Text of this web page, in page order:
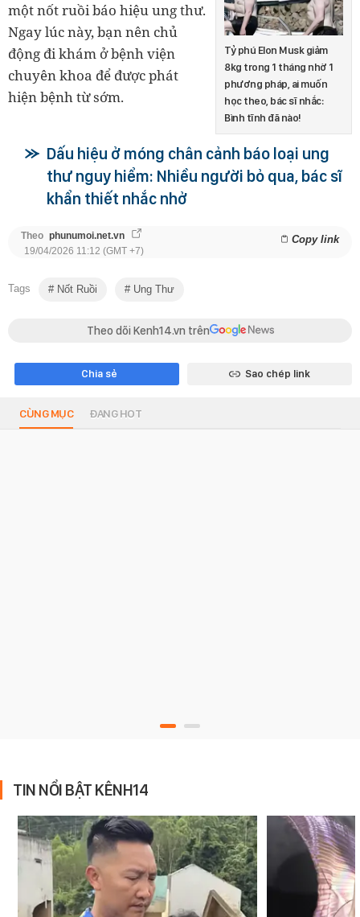
Tỷ phú Elon Musk giảm
8kg trong 1 tháng nhờ 1
phương pháp, ai muốn
học theo, bác sĩ nhắc:
Bình tĩnh đã nào!
một nốt ruồi báo hiệu ung thư.
Ngay lúc này, bạn nên chủ
động đi khám ở bệnh viện
chuyên khoa để được phát
hiện bệnh từ sớm.
Dấu hiệu ở móng chân cảnh báo loại ung
thư nguy hiểm: Nhiều người bỏ qua, bác sĩ
khẩn thiết nhắc nhở
Theo phunumoi.net.vn Copy link
19/04/2026 11:12 (GMT +7)
Tags Nốt Ruồi Ung Thư
Theo dõi Kenh14.vn trên
Chia sẻ Sao chép link
CÙNG MỤC ĐANG HOT
TIN NỔI BẬT KÊNH14